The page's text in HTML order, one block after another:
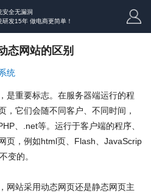
安全无漏洞
研发15年 做电商更简单！
态网站的区别
统
是重要标志。在服务器端运行的程
，它们会随不同客户、不同时间，
、.net等。运行于客户端的程序、
页，例如html页、Flash、JavaScrip
变的。
网站采用动态网页还是静态网页主